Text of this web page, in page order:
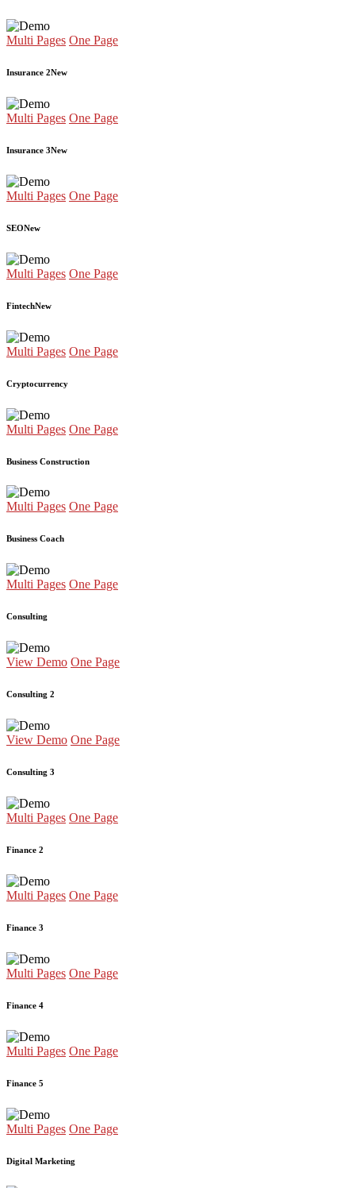
Multi Pages One Page
Insurance 2New
Multi Pages One Page
Insurance 3New
Multi Pages One Page
SEONew
Multi Pages One Page
FintechNew
Multi Pages One Page
Cryptocurrency
Multi Pages One Page
Business Construction
Multi Pages One Page
Business Coach
Multi Pages One Page
Consulting
View Demo One Page
Consulting 2
View Demo One Page
Consulting 3
Multi Pages One Page
Finance 2
Multi Pages One Page
Finance 3
Multi Pages One Page
Finance 4
Multi Pages One Page
Finance 5
Multi Pages One Page
Digital Marketing